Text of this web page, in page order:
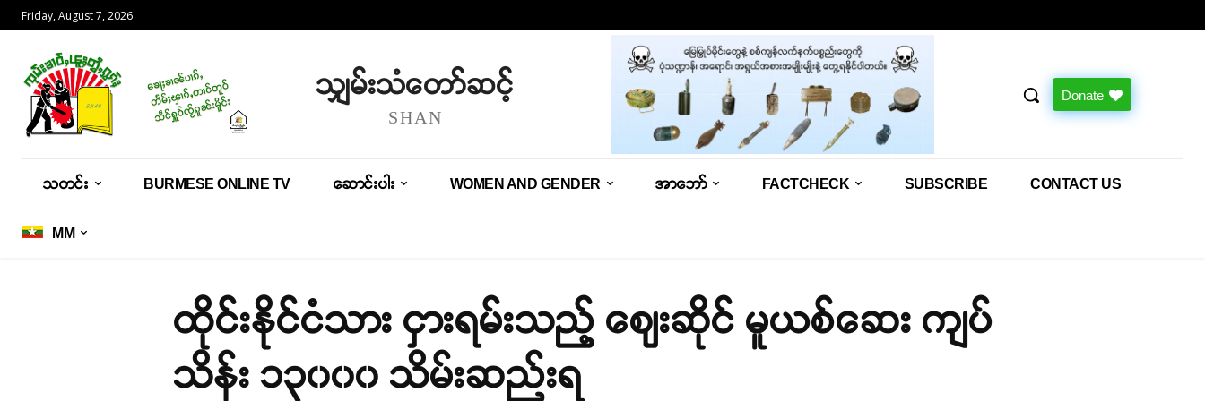
Friday, August 7, 2026
သျှမ်းသံတော်ဆင့်
SHAN
Donate
သတင်း BURMESE ONLINE TV ဆောင်းပါး WOMEN AND GENDER အာဘော် FACTCHECK SUBSCRIBE CONTACT US
MM
ထိုင်းနိုင်ငံသား ငှားရမ်းသည့် ဈေးဆိုင် မူယစ်ဆေး ကျပ်
သိန်း ၁၃၀၀၀ သိမ်းဆည်းရ